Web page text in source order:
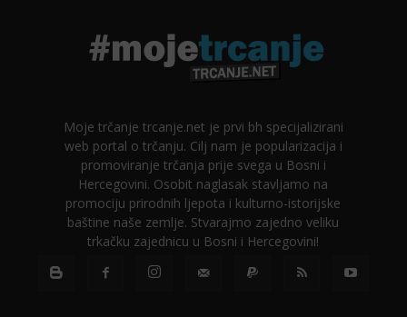
Moje trčanje trcanje.net je prvi bh specijalizirani
web portal o trčanju. Cilj nam je popularizacija i
promoviranje trčanja prije svega u Bosni i
Hercegovini. Osobit naglasak stavljamo na
promociju prirodnih ljepota i kulturno-istorijske
baštine naše zemlje. Stvarajmo zajedno veliku
trkačku zajednicu u Bosni i Hercegovini!